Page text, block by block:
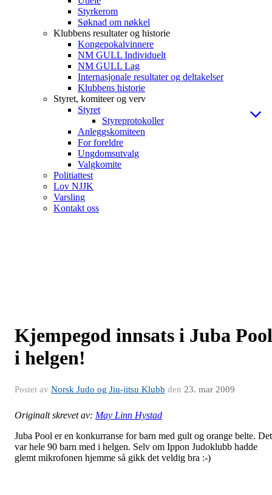
Styrkerom
Søknad om nøkkel
Klubbens resultater og historie
Kongepokalvinnere
NM GULL Individuelt
NM GULL Lag
Internasjonale resultater og deltakelser
Klubbens historie
Styret, komiteer og verv
Styret
Styreprotokoller
Anleggskomiteen
For foreldre
Ungdomsutvalg
Valgkomite
Politiattest
Lov NJJK
Varsling
Kontakt oss
Kjempegod innsats i Juba Pool
i helgen!
Postet av Norsk Judo og Jiu-jitsu Klubb den 23. mar 2009
Originalt skrevet av: May Linn Hystad
Juba Pool er en konkurranse for barn med gult og orange belte. Det
var hele 90 barn med i helgen. Selv om Ippon Judoklubb hadde
glemt mikrofonen hjemme så gikk det veldig bra :-)